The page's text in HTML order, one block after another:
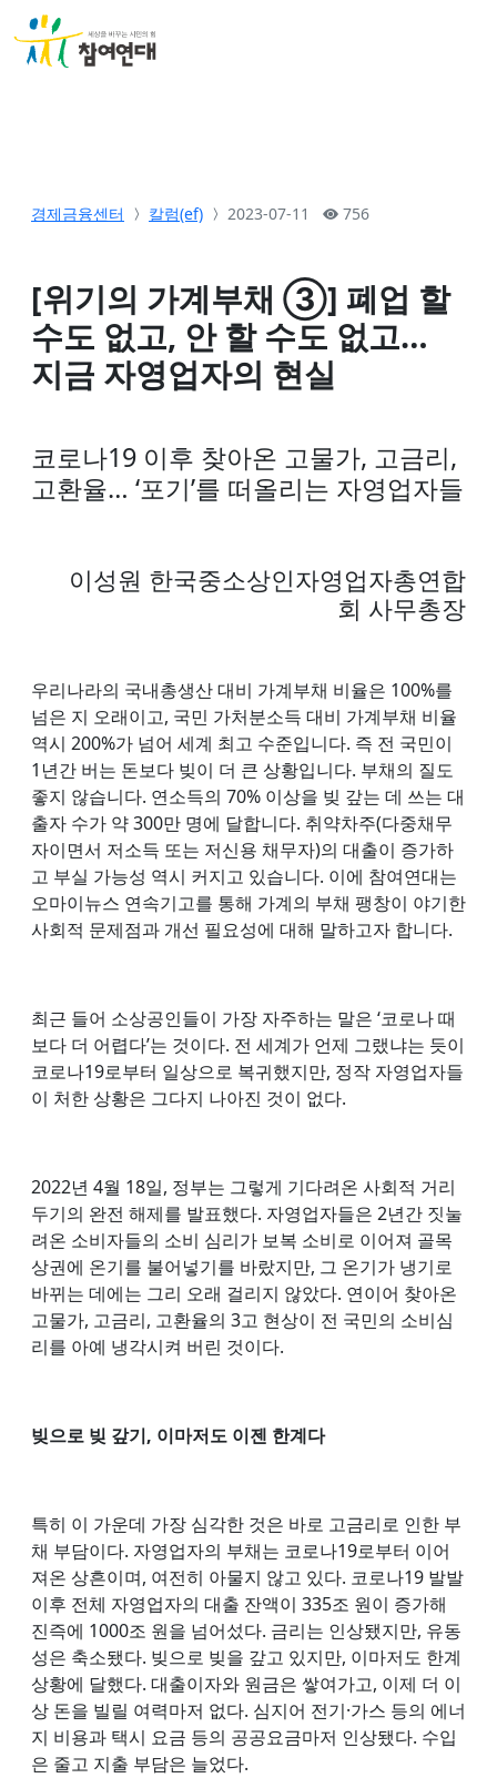
경제금융센터 칼럼(ef) 2023-07-11 756
[위기의 가계부채 ③] 폐업 할
수도 없고, 안 할 수도 없고…
지금 자영업자의 현실
코로나19 이후 찾아온 고물가, 고금리,
고환율… ‘포기’를 떠올리는 자영업자들
이성원 한국중소상인자영업자총연합
회 사무총장
우리나라의 국내총생산 대비 가계부채 비율은 100%를
넘은 지 오래이고, 국민 가처분소득 대비 가계부채 비율
역시 200%가 넘어 세계 최고 수준입니다. 즉 전 국민이
1년간 버는 돈보다 빚이 더 큰 상황입니다. 부채의 질도
좋지 않습니다. 연소득의 70% 이상을 빚 갚는 데 쓰는 대
출자 수가 약 300만 명에 달합니다. 취약차주(다중채무
자이면서 저소득 또는 저신용 채무자)의 대출이 증가하
고 부실 가능성 역시 커지고 있습니다. 이에 참여연대는
오마이뉴스 연속기고를 통해 가계의 부채 팽창이 야기한
사회적 문제점과 개선 필요성에 대해 말하고자 합니다.
최근 들어 소상공인들이 가장 자주하는 말은 ‘코로나 때
보다 더 어렵다’는 것이다. 전 세계가 언제 그랬냐는 듯이
코로나19로부터 일상으로 복귀했지만, 정작 자영업자들
이 처한 상황은 그다지 나아진 것이 없다.
2022년 4월 18일, 정부는 그렇게 기다려온 사회적 거리
두기의 완전 해제를 발표했다. 자영업자들은 2년간 짓눌
려온 소비자들의 소비 심리가 보복 소비로 이어져 골목
상권에 온기를 불어넣기를 바랐지만, 그 온기가 냉기로
바뀌는 데에는 그리 오래 걸리지 않았다. 연이어 찾아온
고물가, 고금리, 고환율의 3고 현상이 전 국민의 소비심
리를 아예 냉각시켜 버린 것이다.
빚으로 빚 갚기, 이마저도 이젠 한계다
특히 이 가운데 가장 심각한 것은 바로 고금리로 인한 부
채 부담이다. 자영업자의 부채는 코로나19로부터 이어
져온 상흔이며, 여전히 아물지 않고 있다. 코로나19 발발
이후 전체 자영업자의 대출 잔액이 335조 원이 증가해
진즉에 1000조 원을 넘어섰다. 금리는 인상됐지만, 유동
성은 축소됐다. 빚으로 빚을 갚고 있지만, 이마저도 한계
상황에 달했다. 대출이자와 원금은 쌓여가고, 이제 더 이
상 돈을 빌릴 여력마저 없다. 심지어 전기·가스 등의 에너
지 비용과 택시 요금 등의 공공요금마저 인상됐다. 수입
은 줄고 지출 부담은 늘었다.